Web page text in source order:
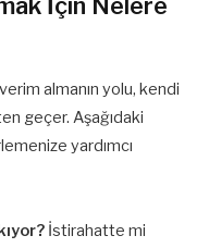
almanın yolu, kendi
geçer. Aşağıdaki
yardımcı
İstirahatte mi